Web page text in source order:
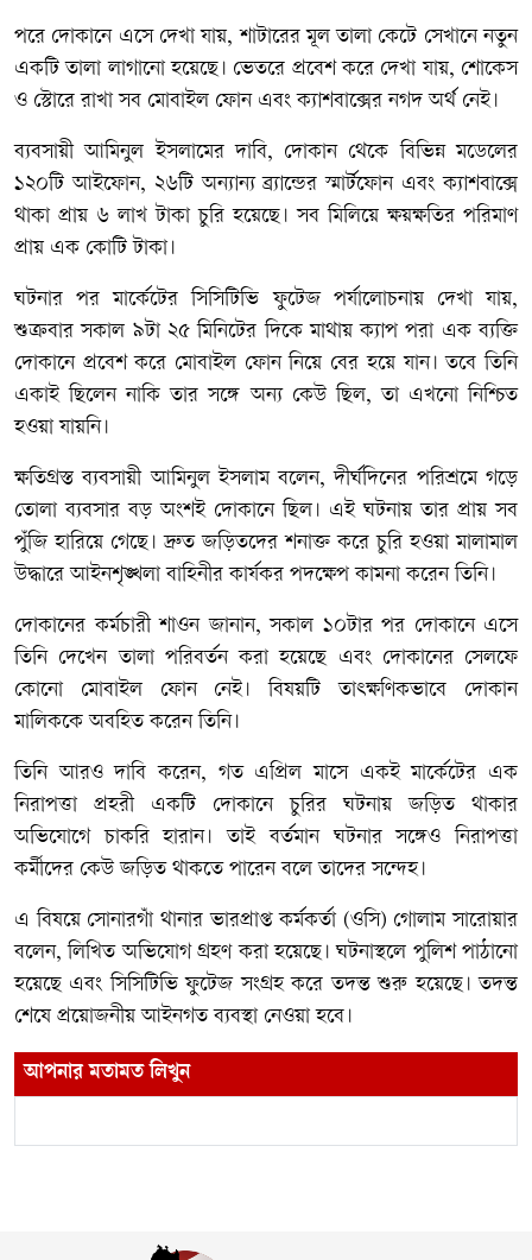
পরে দোকানে এসে দেখা যায়, শাটারের মূল তালা কেটে সেখানে নতুন
একটি তালা লাগানো হয়েছে। ভেতরে প্রবেশ করে দেখা যায়, শোকেস
ও স্টোরে রাখা সব মোবাইল ফোন এবং ক্যাশবাক্সের নগদ অর্থ নেই।
ব্যবসায়ী আমিনুল ইসলামের দাবি, দোকান থেকে বিভিন্ন মডেলের
১২০টি আইফোন, ২৬টি অন্যান্য ব্র্যান্ডের স্মার্টফোন এবং ক্যাশবাক্সে
থাকা প্রায় ৬ লাখ টাকা চুরি হয়েছে। সব মিলিয়ে ক্ষয়ক্ষতির পরিমাণ
প্রায় এক কোটি টাকা।
ঘটনার পর মার্কেটের সিসিটিভি ফুটেজ পর্যালোচনায় দেখা যায়,
শুক্রবার সকাল ৯টা ২৫ মিনিটের দিকে মাথায় ক্যাপ পরা এক ব্যক্তি
দোকানে প্রবেশ করে মোবাইল ফোন নিয়ে বের হয়ে যান। তবে তিনি
একাই ছিলেন নাকি তার সঙ্গে অন্য কেউ ছিল, তা এখনো নিশ্চিত
হওয়া যায়নি।
ক্ষতিগ্রস্ত ব্যবসায়ী আমিনুল ইসলাম বলেন, দীর্ঘদিনের পরিশ্রমে গড়ে
তোলা ব্যবসার বড় অংশই দোকানে ছিল। এই ঘটনায় তার প্রায় সব
পুঁজি হারিয়ে গেছে। দ্রুত জড়িতদের শনাক্ত করে চুরি হওয়া মালামাল
উদ্ধারে আইনশৃঙ্খলা বাহিনীর কার্যকর পদক্ষেপ কামনা করেন তিনি।
দোকানের কর্মচারী শাওন জানান, সকাল ১০টার পর দোকানে এসে
তিনি দেখেন তালা পরিবর্তন করা হয়েছে এবং দোকানের সেলফে
কোনো মোবাইল ফোন নেই। বিষয়টি তাৎক্ষণিকভাবে দোকান
মালিককে অবহিত করেন তিনি।
তিনি আরও দাবি করেন, গত এপ্রিল মাসে একই মার্কেটের এক
নিরাপত্তা প্রহরী একটি দোকানে চুরির ঘটনায় জড়িত থাকার
অভিযোগে চাকরি হারান। তাই বর্তমান ঘটনার সঙ্গেও নিরাপত্তা
কর্মীদের কেউ জড়িত থাকতে পারেন বলে তাদের সন্দেহ।
এ বিষয়ে সোনারগাঁ থানার ভারপ্রাপ্ত কর্মকর্তা (ওসি) গোলাম সারোয়ার
বলেন, লিখিত অভিযোগ গ্রহণ করা হয়েছে। ঘটনাস্থলে পুলিশ পাঠানো
হয়েছে এবং সিসিটিভি ফুটেজ সংগ্রহ করে তদন্ত শুরু হয়েছে। তদন্ত
শেষে প্রয়োজনীয় আইনগত ব্যবস্থা নেওয়া হবে।
আপনার মতামত লিখুন